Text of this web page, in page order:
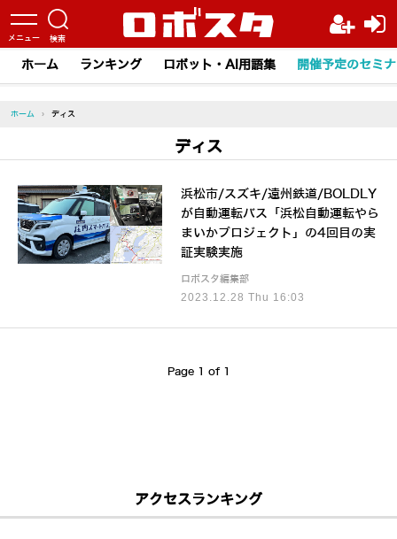
ホーム ランキング ロボット・AI用語集 開催予定のセミ
ホーム › ディス
ディス
2023.12.28 Thu 16:03
浜松市/スズキ/遠州鉄道/BOLDLY
が自動運転バス「浜松自動運転やら
まいかプロジェクト」の4回目の実
証実験実施
ロボスタ編集部
Page 1 of 1
アクセスランキング